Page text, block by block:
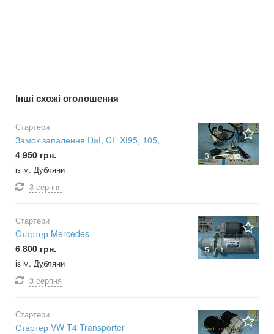
Інші схожі оголошення
3
Стартери
Замок запалення Daf, CF Xf95, 105,
4 950 грн.
із м. Дубляни
3 серпня
5
Стартери
Cтартер Mercedes
6 800 грн.
із м. Дубляни
3 серпня
Стартери
Стартер VW T4 Transporter